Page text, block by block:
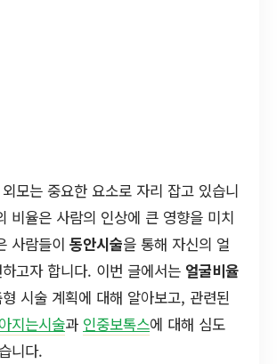
모는 중요한 요소로 자리 잡고 있습니
비율은 사람의 인상에 큰 영향을 미치
사람들이 동안시술을 통해 자신의 얼
고자 합니다. 이번 글에서는 얼굴비율
시술 계획에 대해 알아보고, 관련된
지는시술과 인중보톡스에 대해 심도
니다.